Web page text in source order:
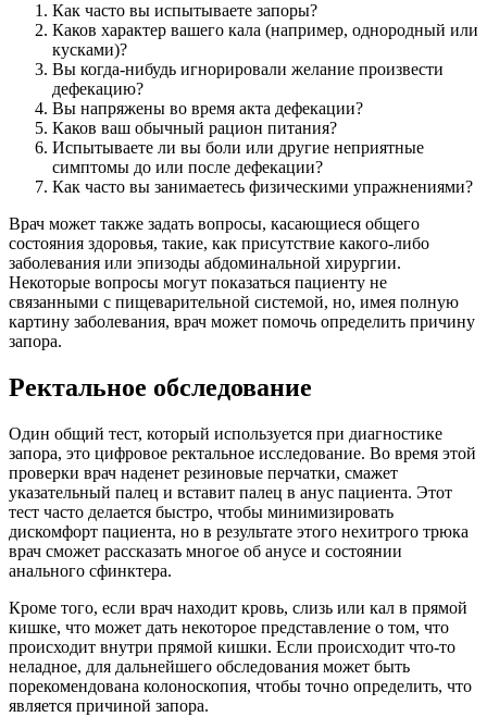
Как часто вы испытываете запоры?
Каков характер вашего кала (например, однородный или
кусками)?
Вы когда-нибудь игнорировали желание произвести
дефекацию?
Вы напряжены во время акта дефекации?
Каков ваш обычный рацион питания?
Испытываете ли вы боли или другие неприятные
симптомы до или после дефекации?
Как часто вы занимаетесь физическими упражнениями?
Врач может также задать вопросы, касающиеся общего
состояния здоровья, такие, как присутствие какого-либо
заболевания или эпизоды абдоминальной хирургии.
Некоторые вопросы могут показаться пациенту не
связанными с пищеварительной системой, но, имея полную
картину заболевания, врач может помочь определить причину
запора.
Ректальное обследование
Один общий тест, который используется при диагностике
запора, это цифровое ректальное исследование. Во время этой
проверки врач наденет резиновые перчатки, смажет
указательный палец и вставит палец в анус пациента. Этот
тест часто делается быстро, чтобы минимизировать
дискомфорт пациента, но в результате этого нехитрого трюка
врач сможет рассказать многое об анусе и состоянии
анального сфинктера.
Кроме того, если врач находит кровь, слизь или кал в прямой
кишке, что может дать некоторое представление о том, что
происходит внутри прямой кишки. Если происходит что-то
неладное, для дальнейшего обследования может быть
порекомендована колоноскопия, чтобы точно определить, что
является причиной запора.